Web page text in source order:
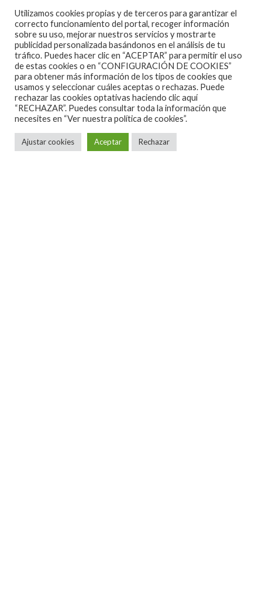
Lantz durante la estrofa me lleva a establecer
conexiones con Mark Rankin e incluso el riff toma
algo prestado a Paul Kossoff. “Thunder road” es uno
de esos discos que devorando kilómetros sin fin te
hace el viaje mucho más llevadero.
Utilizamos cookies propias y de terceros para garantizar el
correcto funcionamiento del portal, recoger información
sobre su uso, mejorar nuestros servicios y mostrarte
publicidad personalizada basándonos en el análisis de tu
tráfico. Puedes hacer clic en “ACEPTAR” para permitir el uso
de estas cookies o en “CONFIGURACIÓN DE COOKIES”
para obtener más información de los tipos de cookies que
usamos y seleccionar cuáles aceptas o rechazas. Puede
rechazar las cookies optativas haciendo clic aquí
“RECHAZAR”. Puedes consultar toda la información que
necesites en “Ver nuestra política de cookies”.
Ajustar cookies Aceptar Rechazar